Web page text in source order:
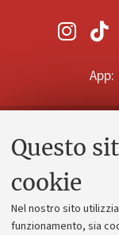
Questo
cookie
Nel nostro sito
funzionamento, sia
App: